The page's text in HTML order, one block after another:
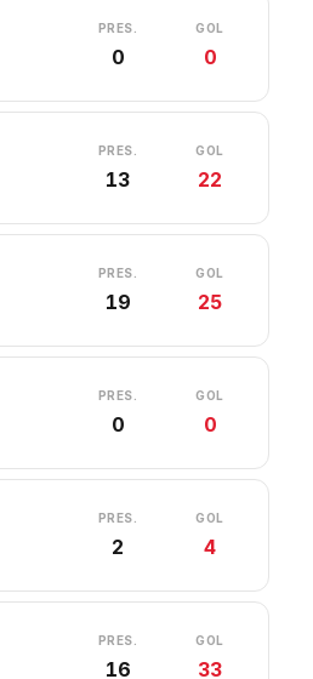
PRES.
0
GOL
0
PRES.
13
GOL
22
PRES.
19
GOL
25
PRES.
0
GOL
0
PRES.
2
GOL
4
PRES.
16
GOL
33